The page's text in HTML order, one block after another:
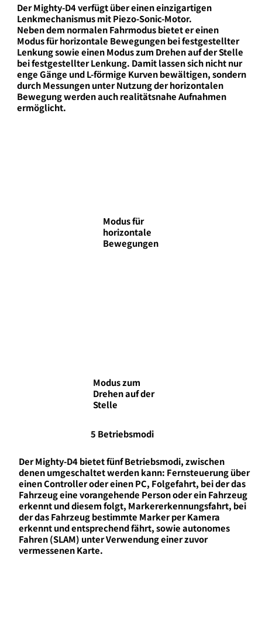
Der Mighty-D4 verfügt über einen einzigartigen
Lenkmechanismus mit Piezo-Sonic-Motor.
Neben dem normalen Fahrmodus bietet er einen
Modus für horizontale Bewegungen bei festgestellter
Lenkung sowie einen Modus zum Drehen auf der Stelle
bei festgestellter Lenkung. Damit lassen sich nicht nur
enge Gänge und L-förmige Kurven bewältigen, sondern
durch Messungen unter Nutzung der horizontalen
Bewegung werden auch realitätsnahe Aufnahmen
ermöglicht.
Modus für
horizontale
Bewegungen
Modus zum
Drehen auf der
Stelle
5 Betriebsmodi
Der Mighty-D4 bietet fünf Betriebsmodi, zwischen
denen umgeschaltet werden kann: Fernsteuerung über
einen Controller oder einen PC, Folgefahrt, bei der das
Fahrzeug eine vorangehende Person oder ein Fahrzeug
erkennt und diesem folgt, Markererkennungsfahrt, bei
der das Fahrzeug bestimmte Marker per Kamera
erkennt und entsprechend fährt, sowie autonomes
Fahren (SLAM) unter Verwendung einer zuvor
vermessenen Karte.